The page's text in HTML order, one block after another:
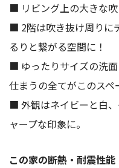
■ リビング上の大きな吹
■ 2階は吹き抜け周りに
るりと繋がる空間に！
■ ゆったりサイズの洗
仕まうの全てがこのスペ
■ 外観はネイビーと白
ャープな印象に。
この家の断熱・耐震性能